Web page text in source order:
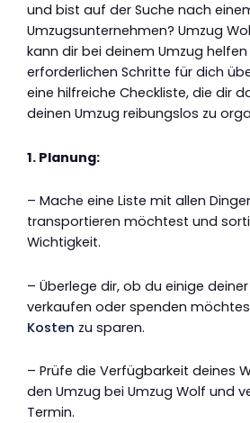
und bist auf der Suche nach
Umzugsunternehmen? Umzug
kann dir bei deinem Umzug
erforderlichen Schritte für dich
eine hilfreiche Checkliste, die dir
deinen Umzug reibungslos zu
1. Planung:
– Mache eine Liste mit allen
transportieren möchtest und
Wichtigkeit.
– Überlege dir, ob du einige
verkaufen oder spenden
Kosten zu sparen.
– Prüfe die Verfügbarkeit deines
den Umzug bei Umzug Wolf und
Termin.